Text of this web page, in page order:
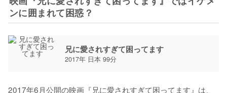
ンに囲まれて困惑？
兄に愛されすぎて困ってます
2017年 日本 99分
2017年6月公開の映画『兄に愛されすぎて困ってます』は、